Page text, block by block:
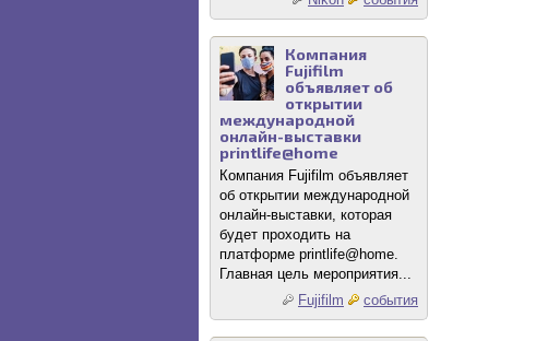
Компания
Fujifilm
объявляет об
открытии
международной
онлайн-выставки
printlife@home
Компания Fujifilm объявляет
об открытии международной
онлайн-выставки, которая
будет проходить на
платформе printlife@home.
Главная цель мероприятия...
Fujifilm
события